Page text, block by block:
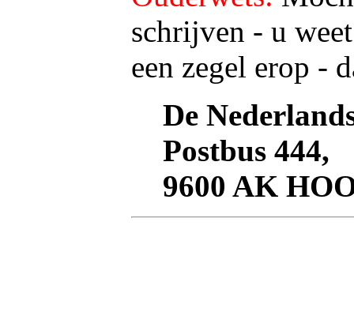
schrijven - u
een zegel erop -
De
Postbus 444,
9600 AK